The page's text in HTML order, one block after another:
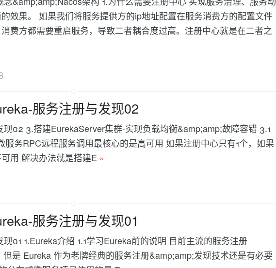
效果。 如果我们将服务提供方的ip地址配置在服务消费方的配置文件
费方都需要重启服务，导致二者耦合度过高。注册中心就是在二者之
服务注册与发现02
02 3.搭建EurekaServer集群-实现负载均衡&amp;amp;故障容错 3.1
务RPC远程服务调用最核心的是高可用 如果注册中心只有1个，如果
用 解决办法就是搭建E »
服务注册与发现01
01 1.Eureka介绍 1.1学习Eureka前的说明 目前主流的服务注册
是 Eureka 作为老牌经典的服务注册&amp;amp;发现技术还是有必要